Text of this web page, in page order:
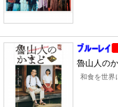
魯山人の
和食を世界